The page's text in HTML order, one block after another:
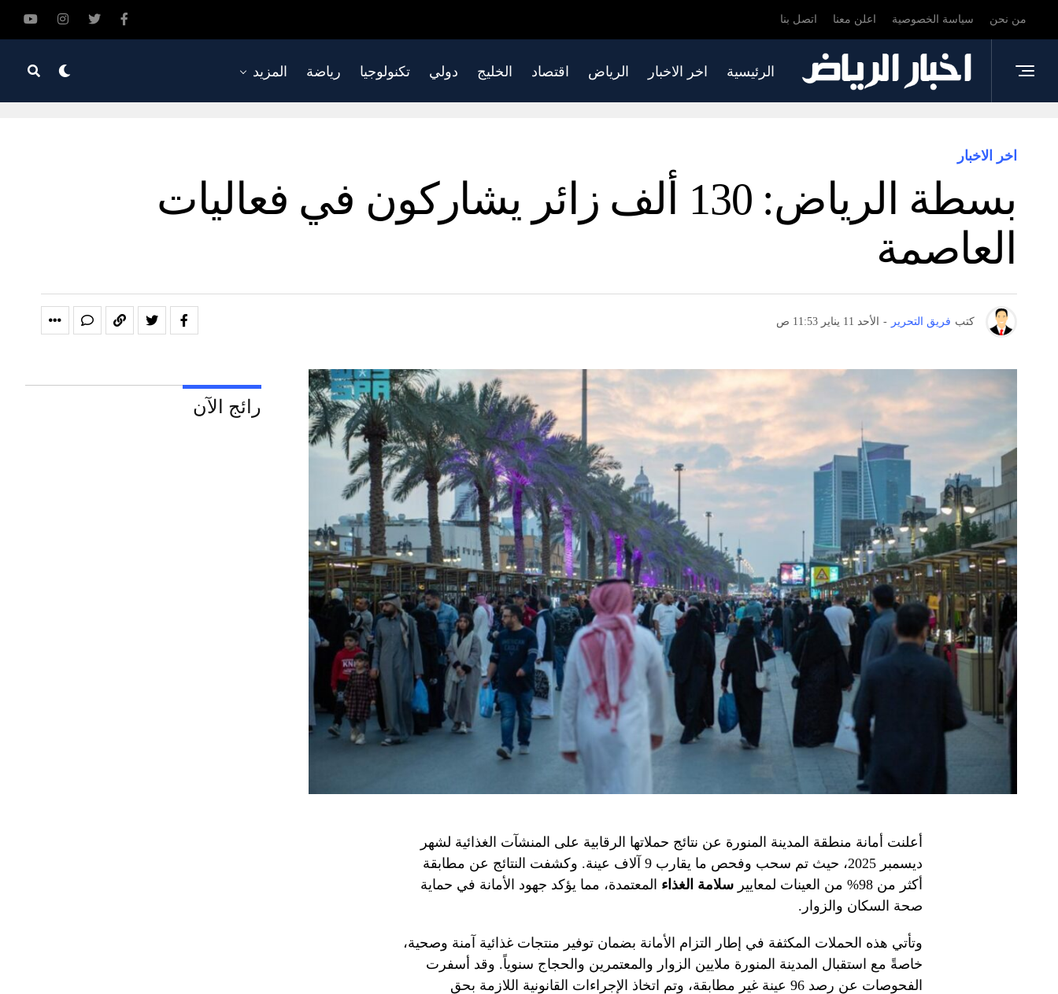
من نحن سياسة الخصوصية اعلن معنا اتصل بنا
الرئيسية اخر الاخبار الرياض اقتصاد الخليج دولي تكنولوجيا رياضة المزيد
اخر الاخبار
بسطة الرياض: 130 ألف زائر يشاركون في فعاليات
العاصمة
كتب فريق التحرير - الأحد 11 يناير 11:53 ص
أعلنت أمانة منطقة المدينة المنورة عن نتائج حملاتها الرقابية على المنشآت الغذائية لشهر
ديسمبر 2025، حيث تم سحب وفحص ما يقارب 9 آلاف عينة. وكشفت النتائج عن مطابقة
أكثر من 98% من العينات لمعايير
سلامة الغذاء المعتمدة، مما يؤكد جهود الأمانة في حماية
صحة السكان والزوار.
وتأتي هذه الحملات المكثفة في إطار التزام الأمانة بضمان توفير منتجات غذائية آمنة وصحية،
خاصةً مع استقبال المدينة المنورة ملايين الزوار والمعتمرين والحجاج سنوياً. وقد أسفرت
الفحوصات عن رصد 96 عينة غير مطابقة، وتم اتخاذ الإجراءات القانونية اللازمة بحق
رائج الآن